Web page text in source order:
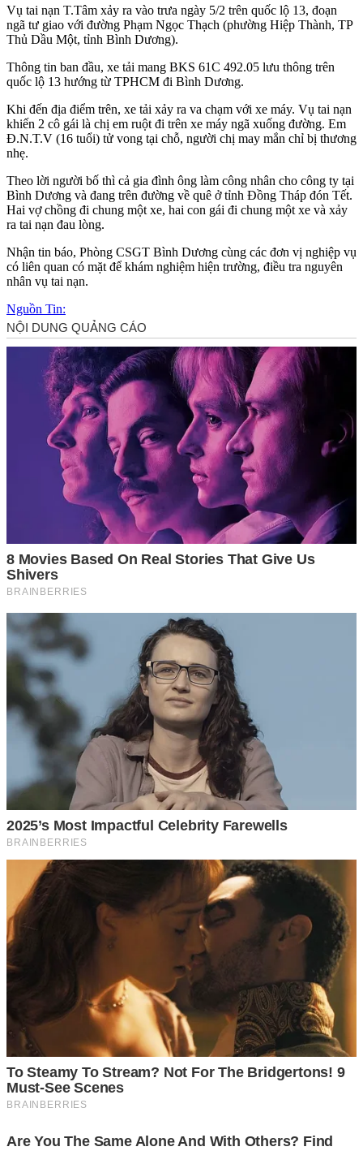
Vụ tai nạn T.Tâm xảy ra vào trưa ngày 5/2 trên quốc lộ 13, đoạn
ngã tư giao với đường Phạm Ngọc Thạch (phường Hiệp Thành, TP
Thủ Dầu Một, tỉnh Bình Dương).
Thông tin ban đầu, xe tải mang BKS 61C 492.05 lưu thông trên
quốc lộ 13 hướng từ TPHCM đi Bình Dương.
Khi đến địa điểm trên, xe tải xảy ra va chạm với xe máy. Vụ tai nạn
khiến 2 cô gái là chị em ruột đi trên xe máy ngã xuống đường. Em
Đ.N.T.V (16 tuổi) t‌ử von‌g tại chỗ, người chị may mắn chỉ bị thương
nhẹ.
Theo lời người bố thì cả gia đình ông làm công nhân cho công ty tại
Bình Dương và đang trên đường về quê ở tỉnh Đồng Tháp đón Tết.
Hai vợ chồng đi chung một xe, hai con gái đi chung một xe và xảy
ra tai nạn đau lòng.
Nhận tin báo, Phòng CSGT Bình Dương cùng các đơn vị nghiệp vụ
có liên quan có mặt để khám nghiệm hiện trường, điều tra nguyên
nhân vụ tai nạn.
Nguồn Tin: